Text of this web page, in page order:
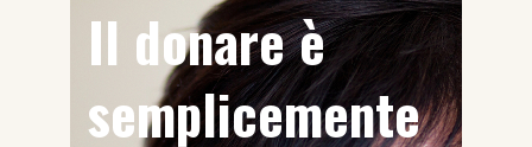
Il donare è
semplicemente